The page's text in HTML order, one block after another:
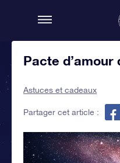
Pacte
Astuces et cadeaux
Partager cet article :